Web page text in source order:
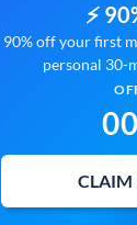
⚡
90% off your first
personal 30-
00
CLAIM